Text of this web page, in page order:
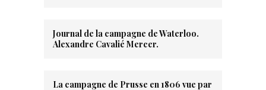
Journal de la campagne de Waterloo.
Alexandre Cavalié Mercer.
La campagne de Prusse en 1806 vue par